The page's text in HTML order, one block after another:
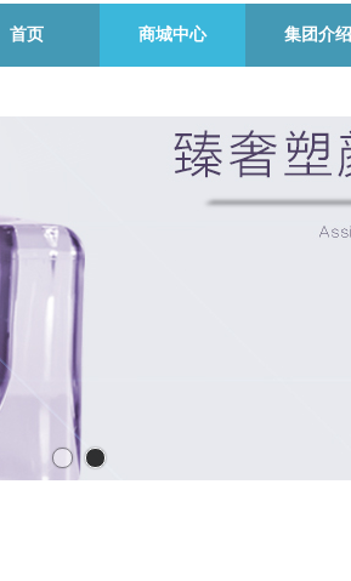
首页 商城中心 集团介绍